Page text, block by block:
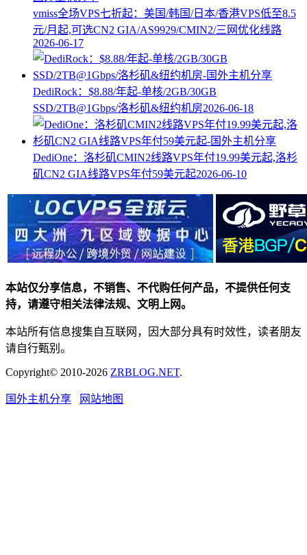
vmiss全场VPS七折起：美国/韩国/日本/香港VPS低至8.5
元/月起,可选CN2 GIA/AS9929/CMIN2/三网优化线路
2026-06-17
DediRock：$8.88/年起-单核/2GB/30GB
SSD/2TB@1Gbps/洛杉矶&纽约机房2026-06-18
DediOne：洛杉矶CMIN2线路VPS年付19.99美元起,洛杉
矶CN2 GIA线路VPS年付59美元起2026-06-10
本站仅分享信息，不销售、不代购任何产品，不提供任何支
持，请遵守相关法律法规、文明上网。
本站所有信息搜集自互联网，因大部分具有时效性，读者朋友
请自行甄别。
Copyright© 2010-2026 ZRBLOG.NET.
国外主机分享 网站地图